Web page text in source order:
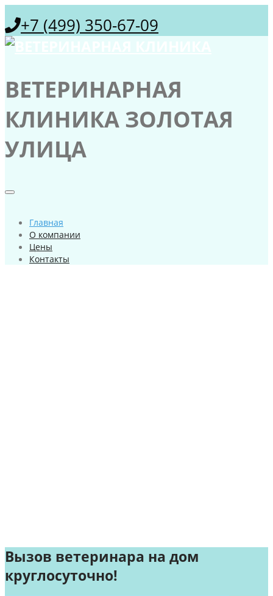
+7 (499) 350-67-09
ВЕТЕРИНАРНАЯ
КЛИНИКА ЗОЛОТАЯ
УЛИЦА
Главная
О компании
Цены
Контакты
Вызов ветеринара на дом
круглосуточно!